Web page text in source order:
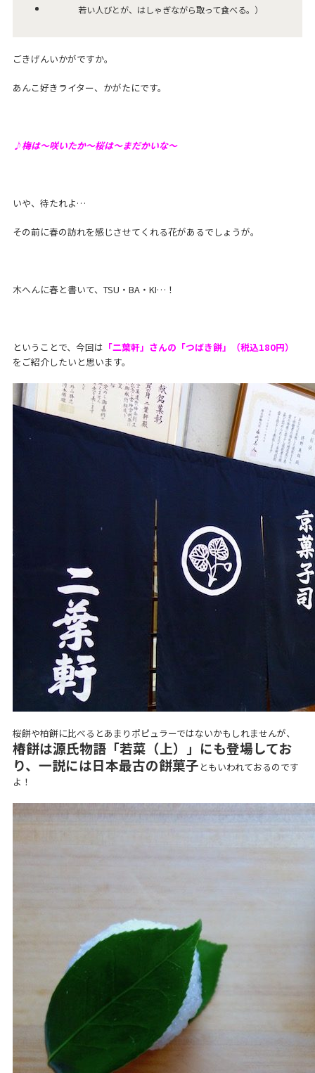
若い人びとが、はしゃぎながら取って食べる。）
ごきげんいかがですか。
あんこ好きライター、かがたにです。
♪梅は〜咲いたか〜桜は〜まだかいな〜
いや、待たれよ…
その前に春の訪れを感じさせてくれる花があるでしょうが。
木へんに春と書いて、TSU・BA・KI…！
ということで、今回は 「二葉軒」さんの「つばき餅」（税込180円）
をご紹介したいと思います。
桜餅や柏餅に比べるとあまりポピュラーではないかもしれませんが、
椿餅は源氏物語「若菜（上）」にも登場してお
り、一説には日本最古の餅菓子 ともいわれておるのです
よ！